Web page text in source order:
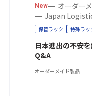
New
オーダー
Japan
保管ラック 特殊ラッ
日本進出の不安
Q&A
オーダーメイド製品